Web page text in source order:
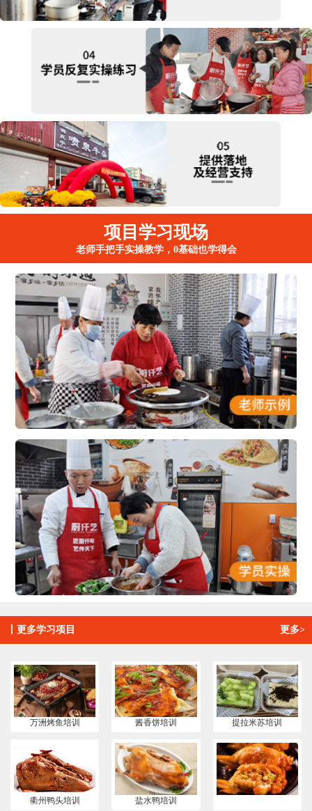
项目学习现场
老师手把手实操教学，0基础也学得会
更多学习项目 更多>
万洲烤鱼培训 酱香饼培训 提拉米苏培训
衢州鸭头培训 盐水鸭培训